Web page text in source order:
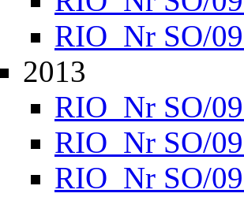
RIO_Nr SO/
2013
RIO_Nr SO/
RIO_Nr SO/
RIO_Nr SO/